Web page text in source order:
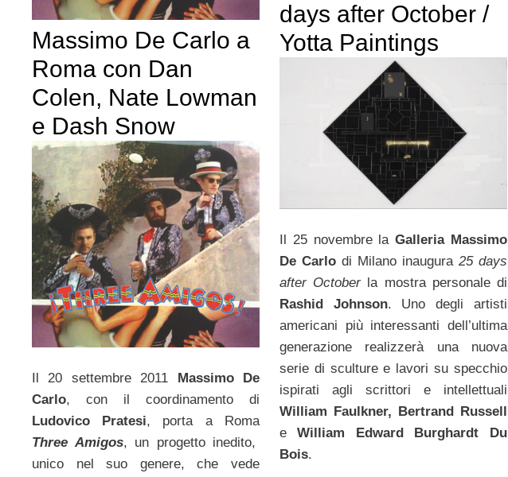
Massimo De Carlo a
Roma con Dan
Colen, Nate Lowman
e Dash Snow
Il 20 settembre 2011
Massimo De
Carlo, con il coordinamento di
Ludovico Pratesi, porta a Roma
Three Amigos, un progetto inedito,
unico nel suo genere, che vede
days after October /
Yotta Paintings
Il 25 novembre laGalleria Massimo
De Carlo di Milano inaugura 25 days
after Octoberla mostra personale di
Rashid Johnson. Uno degli artisti
americani più interessanti dell’ultima
generazione realizzerà una nuova
serie di sculture e lavori su specchio
ispirati agli scrittori e intellettuali
William Faulkner, Bertrand Russell
eWilliam Edward Burghardt Du
Bois.